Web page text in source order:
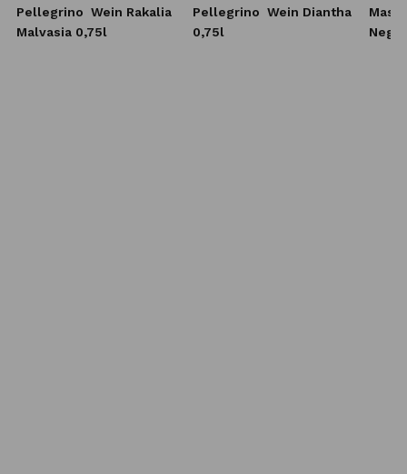
Pellegrino Wein Rakalia
Malvasia 0,75l
Pellegrino Wein Diantha
0,75l